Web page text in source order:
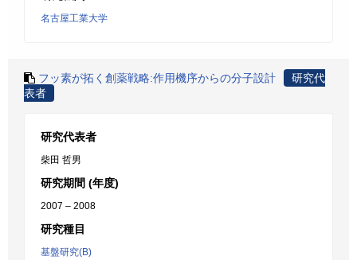
名古屋工業大学
フッ素が拓く創薬戦略:作用機序からの分子設計
研究代
表者
研究代表者
柴田 哲男
研究期間 (年度)
2007 – 2008
研究種目
基盤研究(B)